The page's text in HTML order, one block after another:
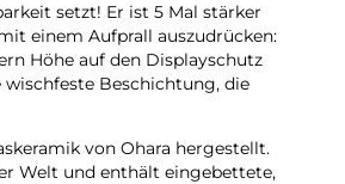
setzt! Er ist 5 Mal stärker
einem Aufprall auszudrücken:
Höhe auf den Displayschutz
wischfeste Beschichtung, die
von Ohara hergestellt.
Welt und enthält eingebettete,